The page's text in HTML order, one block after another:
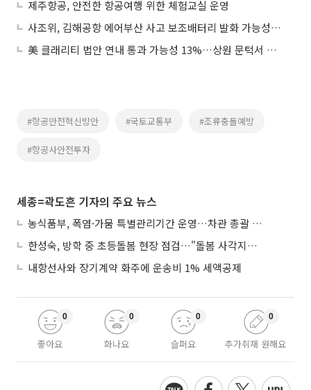
제주항공, 안전한 항공여행 위한 체험교실 운영
사조위, 김해공항 에어부산 사고 보조배터리 발화 가능성 무게
美 클래리티 법안 연내 통과 가능성 13%…상원 문턱서 제동
#항공안전혁신방안 #국토교통부 #조류충돌예방
#항공사안전투자
세종=곽도흔 기자의 주요 뉴스
농식품부, 폭염·가뭄 특별관리기간 운영…차관 총괄 대응체계 격상
한성숙, 방학 중 초등돌봄 현장 점검…"돌봄 사각지대 없애야"
내항선사와 장기계약 화주에 운송비 1% 세액공제
좋아요
0
화나요
0
슬퍼요
0
추가취재 원해요
0